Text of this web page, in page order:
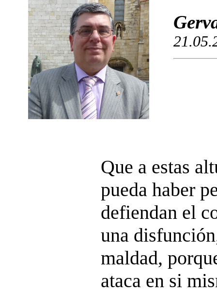
Que a estas
pueda haber
defiendan el
una
maldad,
ataca en si